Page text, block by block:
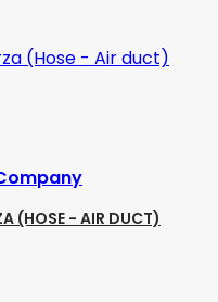
(HOSE - AIR DUCT)